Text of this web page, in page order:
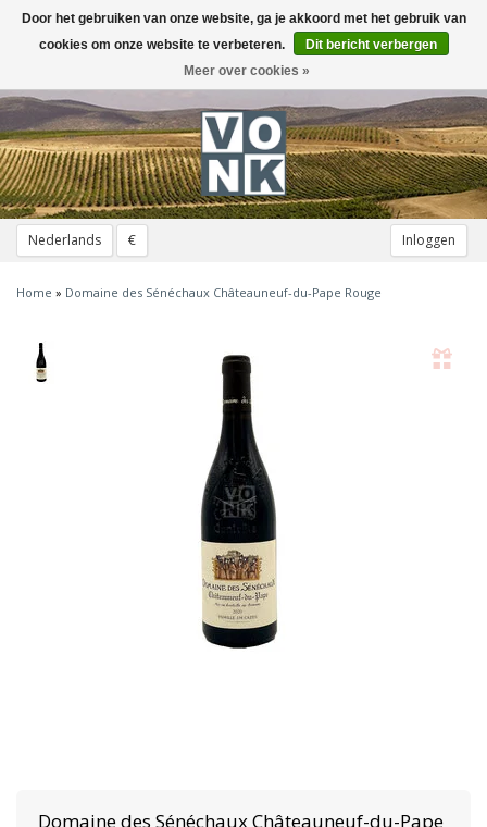
Nederlands € Inloggen
Toggle
navigation
Home » Domaine des Sénéchaux Châteauneuf-du-Pape Rouge
Domaine des Sénéchaux Châteauneuf-du-Pape
Door het gebruiken van onze website, ga je akkoord met het gebruik van
cookies om onze website te verbeteren.
Dit bericht verbergen
Meer over cookies »